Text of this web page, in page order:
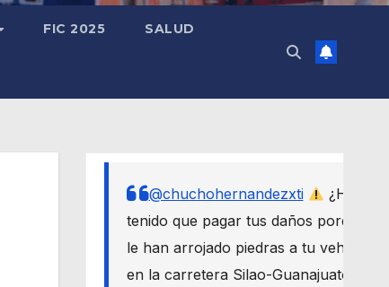
FIC 2025 SALUD
@chuchohernandezxti
¿Has
tenido que pagar tus daños porque
le han arrojado piedras a tu vehículo
en la carretera Silao-Guanajuato? Si